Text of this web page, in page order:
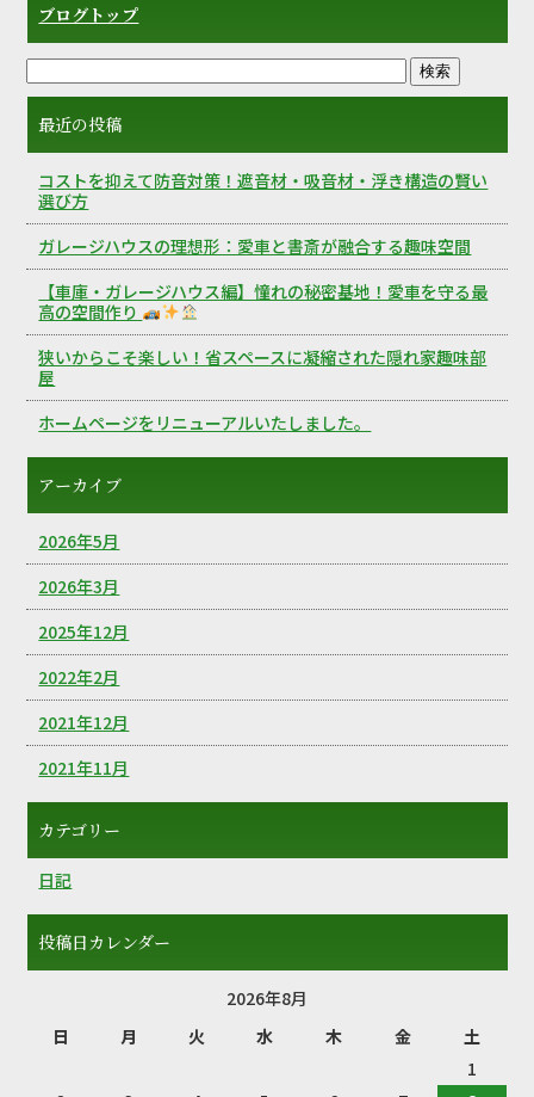
ブログトップ
最近の投稿
コストを抑えて防音対策！遮音材・吸音材・浮き構造の賢い
選び方
ガレージハウスの理想形：愛車と書斎が融合する趣味空間
【車庫・ガレージハウス編】憧れの秘密基地！愛車を守る最
高の空間作り
狭いからこそ楽しい！省スペースに凝縮された隠れ家趣味部
屋
ホームページをリニューアルいたしました。
アーカイブ
2026年5月
2026年3月
2025年12月
2022年2月
2021年12月
2021年11月
カテゴリー
日記
投稿日カレンダー
2026年8月
日
月 火 水 木 金
土
1